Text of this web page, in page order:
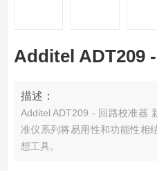
Additel ADT209
描述：
Additel ADT209 - 回路校准器
准仪系列将易用性和功能性相
想工具。